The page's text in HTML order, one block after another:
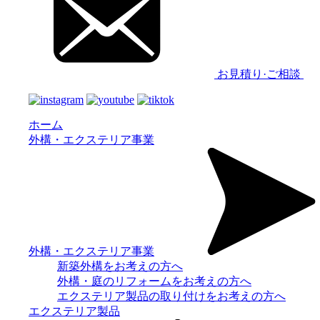
お見積り·ご相談
ホーム
外構・エクステリア事業
外構・エクステリア事業
新築外構をお考えの方へ
外構・庭のリフォームをお考えの方へ
エクステリア製品の取り付けをお考えの方へ
エクステリア製品